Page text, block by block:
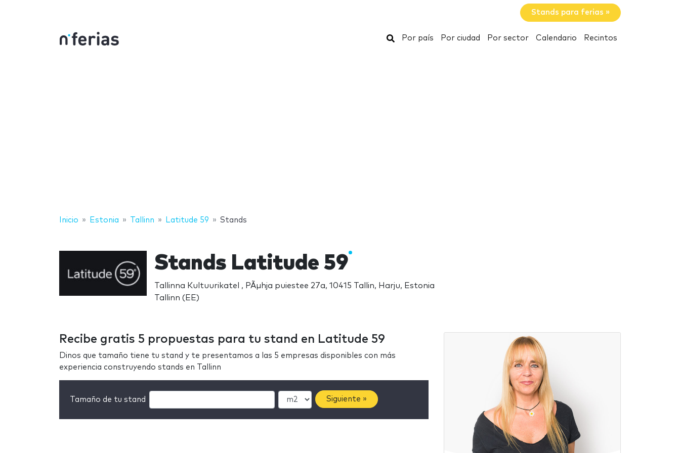
Stands para ferias »
Buscar
Por país Por ciudad Por sector Calendario Recintos
Inicio Estonia Tallinn Latitude 59 Stands
Stands Latitude 59
Tallinna Kultuurikatel , PÃµhja puiestee 27a, 10415 Tallin, Harju, Estonia
Tallinn (EE)
Recibe gratis 5 propuestas para tu stand en Latitude 59
Dinos que tamaño tiene tu stand y te presentamos a las 5 empresas disponibles con más
experiencia construyendo stands en Tallinn
Tamaño de tu stand Siguiente »